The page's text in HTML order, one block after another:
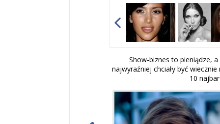
Show-biznes to pieniądze,
najwyraźniej chciały być
10